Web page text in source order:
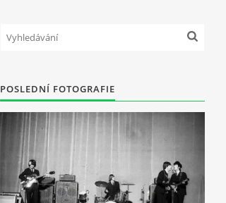
POSLEDNÍ FOTOGRAFIE